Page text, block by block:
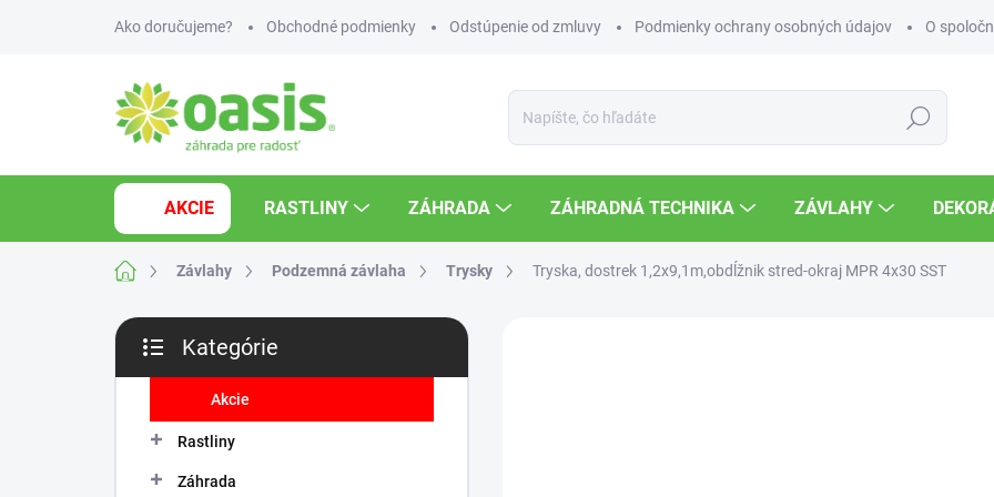
Ako doručujeme? Obchodné podmienky Odstúpenie od zmluvy Podmienky ochrany osobných údajov O
Hľadať
AKCIE RASTLINY ZÁHRADA ZÁHRADNÁ TECHNIKA ZÁVLAHY
DomovZávlahy Podzemná závlaha Trysky Tryska, dostrek 1,2x9,1m,obdĺžnik stred-okraj MPR 4x30 SST
B
č
kategórie
Kategórie
Akcie
Rastliny
Záhrada